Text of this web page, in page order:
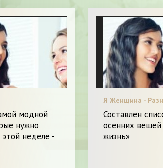
модной
нужно
неделе -
Я Женщина -
Составлен
осенних
жизнь»